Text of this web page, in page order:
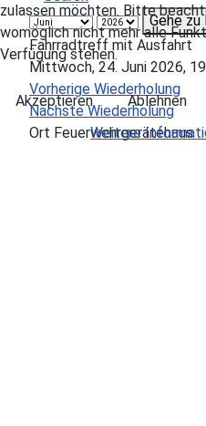
Gehe
Fahrradtreff mit Ausfahrt
Mittwoch, 24. Juni 2026,
Vorherige Wiederholung
Nächste Wiederholung
Ort Feuerwehrgerätehaus
zulassen möchten. Bitte
womöglich nicht mehr alle
Verfügung stehen.
Akzeptieren
Ablehnen
Weitere